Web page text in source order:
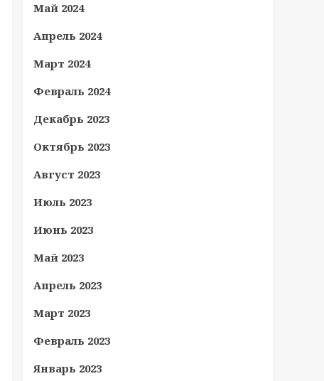
Май 2024
Апрель 2024
Март 2024
Февраль 2024
Декабрь 2023
Октябрь 2023
Август 2023
Июль 2023
Июнь 2023
Май 2023
Апрель 2023
Март 2023
Февраль 2023
Январь 2023